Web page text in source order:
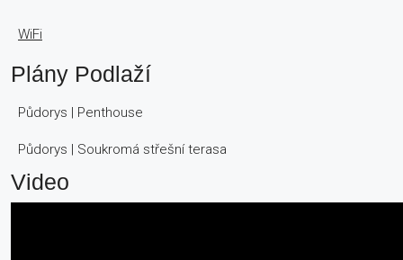
WiFi
Plány Podlaží
Půdorys | Penthouse
Půdorys | Soukromá střešní terasa
Video